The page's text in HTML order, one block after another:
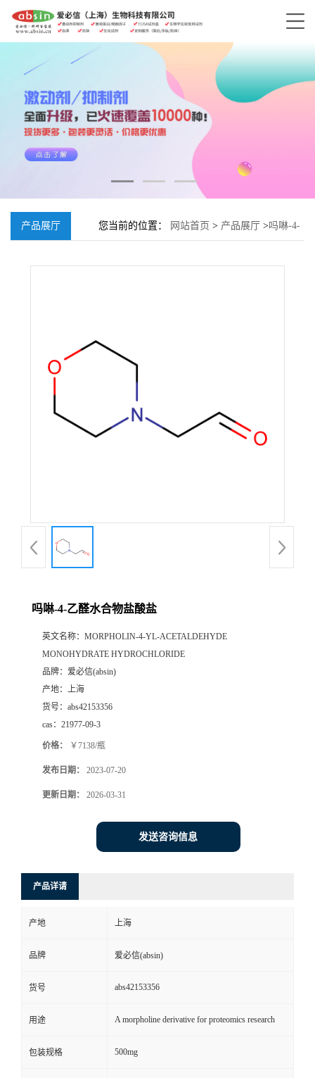
产品展厅 您当前的位置： 网站首页 > 产品展厅 >吗啉-4-
吗啉-4-乙醛水合物盐酸盐
英文名称： MORPHOLIN-4-YL-ACETALDEHYDE
MONOHYDRATE HYDROCHLORIDE
品牌： 爱必信(absin)
产地： 上海
货号： abs42153356
cas： 21977-09-3
价格： ￥7138/瓶
发布日期： 2023-07-20
更新日期： 2026-03-31
发送咨询信息
产品详请
产地 上海
品牌 爱必信(absin)
货号 abs42153356
用途 A morpholine derivative for proteomics research
包装规格 500mg